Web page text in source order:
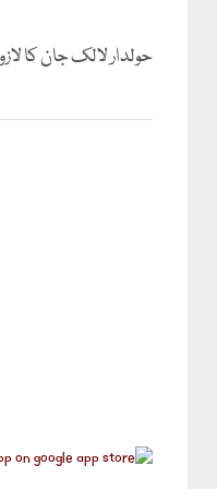
حولدار لالک جان کا